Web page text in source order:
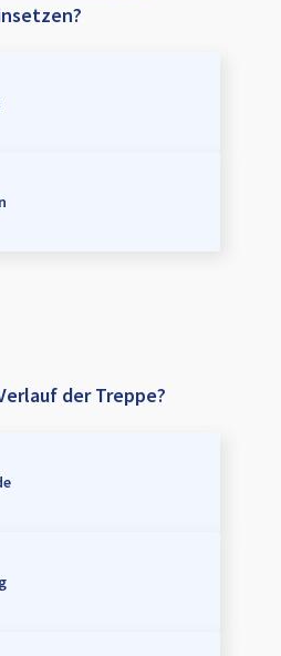
der Treppe?